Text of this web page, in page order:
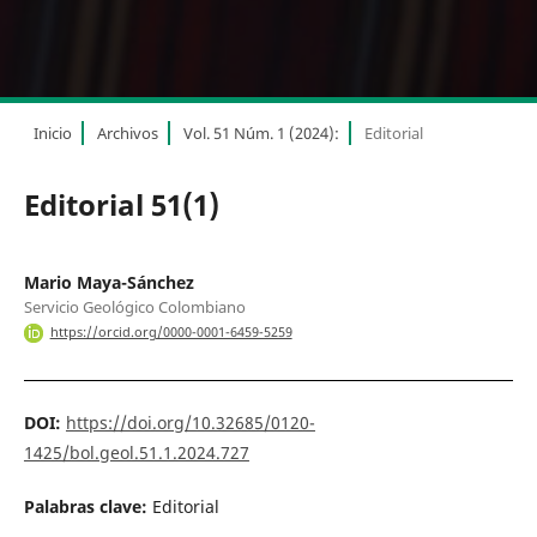
Inicio Archivos Vol. 51 Núm. 1 (2024): Editorial
Editorial 51(1)
Mario Maya-Sánchez
Servicio Geológico Colombiano
https://orcid.org/0000-0001-6459-5259
DOI: https://doi.org/10.32685/0120-
1425/bol.geol.51.1.2024.727
Palabras clave: Editorial